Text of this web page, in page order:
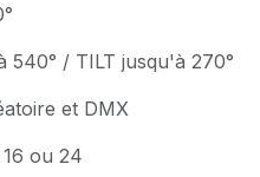
540° / TILT jusqu'à 270°
et DMX
ou 24